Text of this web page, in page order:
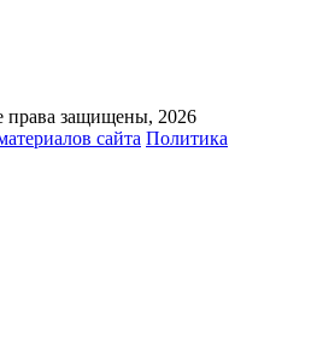
права защищены, 2026
сайта Политика